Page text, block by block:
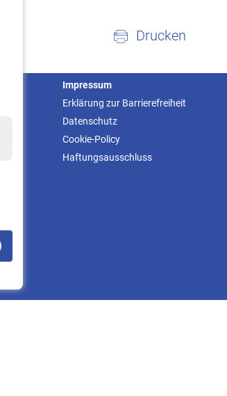
Drucken
Impressum
Erklärung zur Barrierefreiheit
Datenschutz
Cookie-Policy
Haftungsausschluss